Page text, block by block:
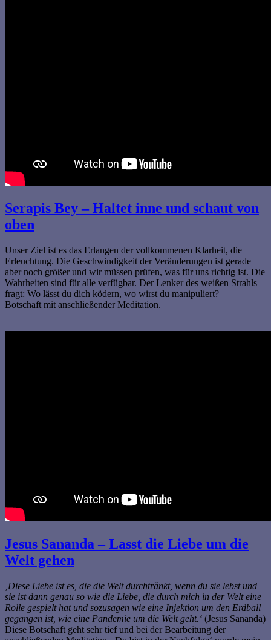
Serapis Bey – Haltet inne und schaut von
oben
Unser Ziel ist es das Erlangen der vollkommenen Klarheit, die
Erleuchtung. Die Geschwindigkeit der Veränderungen ist gerade
aber noch größer und wir müssen prüfen, was für uns richtig ist. Die
Wahrheiten sind für alle verfügbar. Der Lenker des weißen Strahls
fragt: Wo lässt du dich ködern, wo wirst du manipuliert?
Botschaft mit anschließender Meditation.
Jesus Sananda – Lasst die Liebe um die
Welt gehen
‚Diese Liebe ist es, die die Welt durchtränkt, wenn du sie lebst und
sie ist dann genau so wie die Liebe, die durch mich in der Welt eine
Rolle gespielt hat und sozusagen wie eine Injektion um den Erdball
gegangen ist, wie eine Pandemie um die Welt geht.‘ (Jesus Sananda)
Diese Botschaft geht sehr tief und bei der Bearbeitung der